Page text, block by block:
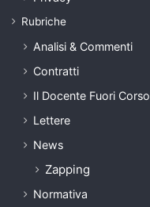
Rubriche
Analisi & Commenti
Contratti
Il Docente Fuori Corso
Lettere
News
Zapping
Normativa